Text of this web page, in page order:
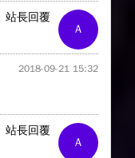
A
站長回覆
2018-09-21 15:32
A
站長回覆